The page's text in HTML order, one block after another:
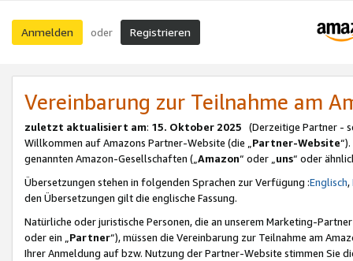
Anmelden oder Registrieren
Vereinbarung zur Teilnahme am
zuletzt aktualisiert am: 15. Oktober 2025 (Derzeitige Partner -
Willkommen auf Amazons Partner-Website (die „Partner-Website
genannten Amazon-Gesellschaften („Amazon“ oder „uns“ oder
Übersetzungen stehen in folgenden Sprachen zur Verfügung :Englisch,
den Übersetzungen gilt die englische Fassung.
Natürliche oder juristische Personen, die an unserem Marketing-
oder ein „Partner“), müssen die Vereinbarung zur Teilnahme am
Ihrer Anmeldung auf bzw. Nutzung der Partner-Website stimmen Sie